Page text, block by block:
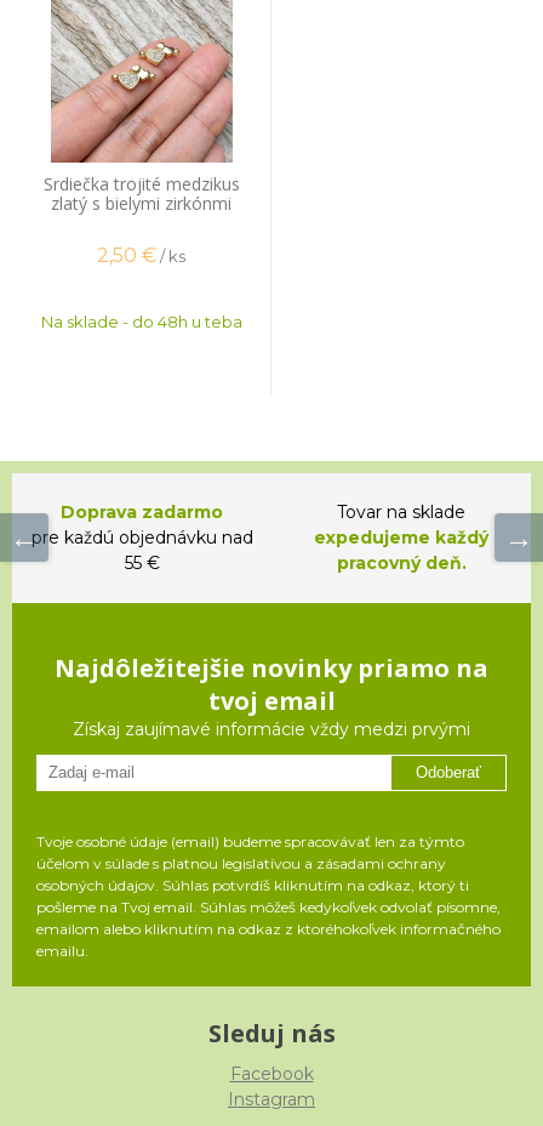
Srdiečka trojité medzikus
zlatý s bielymi zirkónmi
2,50 €/ ks
Na sklade - do 48h u teba
Doprava zadarmo
pre každú objednávku nad
55 €
Tovar na sklade
expedujeme každý
pracovný deň.
Najdôležitejšie novinky priamo na
tvoj email
Získaj zaujímavé informácie vždy medzi prvými
Odoberať
Tvoje osobné údaje (email) budeme spracovávať len za týmto
účelom v súlade s platnou legislatívou a zásadami ochrany
osobných údajov. Súhlas potvrdíš kliknutím na odkaz, ktorý ti
pošleme na Tvoj email. Súhlas môžeš kedykoľvek odvolať písomne,
emailom alebo kliknutím na odkaz z ktoréhokoľvek informačného
emailu.
Sleduj nás
Facebook
Instagram